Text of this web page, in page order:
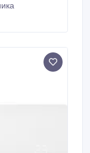
размером